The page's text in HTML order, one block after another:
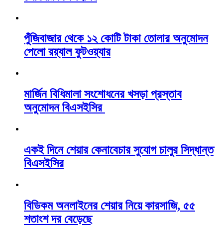
পুঁজিবাজার থেকে ১২ কোটি টাকা তোলার অনুমোদন
পেলো রয়্যাল ফুটওয়্যার
মার্জিন বিধিমালা সংশোধনের খসড়া প্রস্তাব
অনুমোদন বিএসইসির
একই দিনে শেয়ার কেনাবেচার সুযোগ চালুর সিদ্ধান্ত
বিএসইসির
বিডিকম অনলাইনের শেয়ার নিয়ে কারসাজি, ৫৫
শতাংশ দর বেড়েছে